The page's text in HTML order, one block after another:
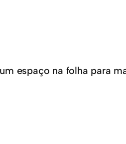
espaço na folha para